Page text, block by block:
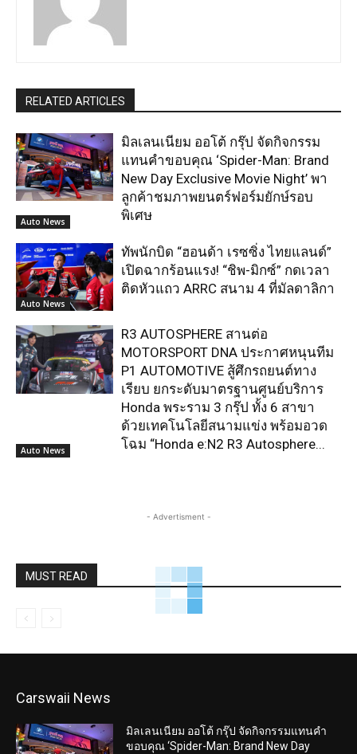
RELATED ARTICLES
Auto News
มิลเลนเนียม ออโต้ กรุ๊ป จัดกิจกรรม
แทนคำขอบคุณ ‘Spider-Man: Brand
New Day Exclusive Movie Night’ พา
ลูกค้าชมภาพยนตร์ฟอร์มยักษ์รอบ
พิเศษ
Auto News
ทัพนักบิด “ฮอนด้า เรซซิ่ง ไทยแลนด์”
เปิดฉากร้อนแรง! “ชิพ-มิกซ์” กดเวลา
ติดหัวแถว ARRC สนาม 4 ที่มัลดาลิกา
Auto News
R3 AUTOSPHERE สานต่อ
MOTORSPORT DNA ประกาศหนุนทีม
P1 AUTOMOTIVE สู้ศึกรถยนต์ทาง
เรียบ ยกระดับมาตรฐานศูนย์บริการ
Honda พระราม 3 กรุ๊ป ทั้ง 6 สาขา
ด้วยเทคโนโลยีสนามแข่ง พร้อมอวด
โฉม “Honda e:N2 R3 Autosphere...
- Advertisment -
MUST READ
Carswaii News
มิลเลนเนียม ออโต้ กรุ๊ป จัดกิจกรรมแทนคำ
ขอบคุณ ‘Spider-Man: Brand New Day